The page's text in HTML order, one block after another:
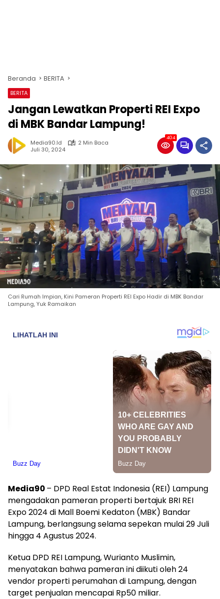
Beranda BERITA
BERITA
Jangan Lewatkan Properti REI Expo
di MBK Bandar Lampung!
Media90.id
2 Min Baca
Juli 30, 2024
404
Cari Rumah Impian, Kini Pameran Properti REI Expo Hadir di MBK Bandar
Lampung, Yuk Ramaikan
Media90 – DPD Real Estat Indonesia (REI) Lampung
mengadakan pameran properti bertajuk BRI REI
Expo 2024 di Mall Boemi Kedaton (MBK) Bandar
Lampung, berlangsung selama sepekan mulai 29 Juli
hingga 4 Agustus 2024.
Ketua DPD REI Lampung, Wurianto Muslimin,
menyatakan bahwa pameran ini diikuti oleh 24
vendor properti perumahan di Lampung, dengan
target penjualan mencapai Rp50 miliar.